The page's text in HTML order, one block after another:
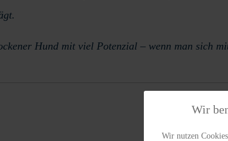
Hund mit viel Potenzial – wenn man sich
Wir
Wir nutzen